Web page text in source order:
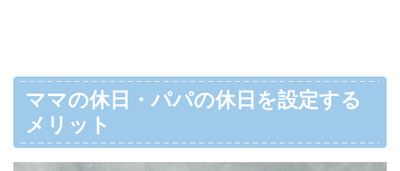
ママの休日・パパの休日を設定する
メリット